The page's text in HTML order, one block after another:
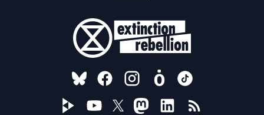
FOLLOW US ON